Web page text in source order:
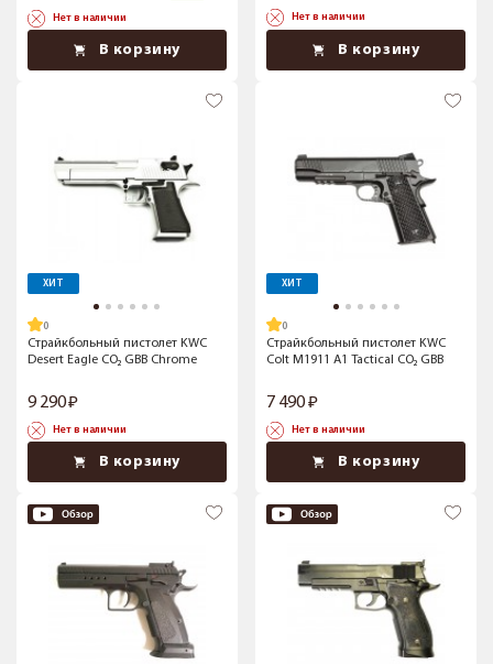
Нет в наличии
В корзину
Нет в наличии
В корзину
ХИТ
Страйкбольный пистолет KWC
Desert Eagle CO₂ GBB Chrome
9 290
Нет в наличии
В корзину
ХИТ
Страйкбольный пистолет KWC
Colt M1911 A1 Tactical CO₂ GBB
7 490
Нет в наличии
В корзину